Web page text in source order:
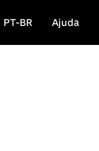
PT-BR Ajuda